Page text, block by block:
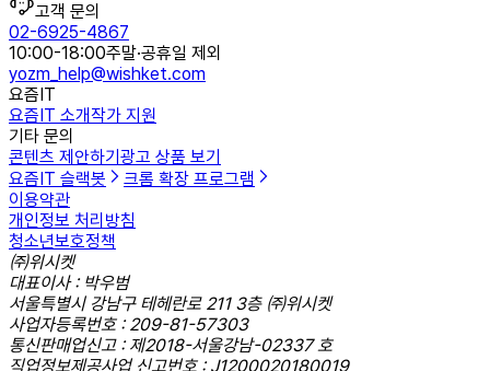
고객 문의
02-6925-4867
10:00-18:00주말·공휴일 제외
yozm_help@wishket.com
요즘IT
요즘IT 소개작가 지원
기타 문의
콘텐츠 제안하기 광고 상품 보기
요즘IT 슬랙봇
크롬 확장 프로그램
이용약관
개인정보 처리방침
청소년보호정책
㈜위시켓
대표이사 : 박우범
서울특별시 강남구 테헤란로 211 3층 ㈜위시켓
사업자등록번호 : 209-81-57303
통신판매업신고 : 제2018-서울강남-02337 호
직업정보제공사업 신고번호 : J1200020180019